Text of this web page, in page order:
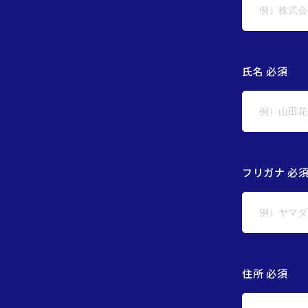
氏名 必須
フリガナ 必
住所 必須